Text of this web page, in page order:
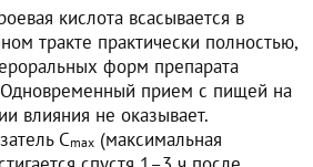
кислота всасывается в
тракте практически полностью,
форм препарата
Одновременный прием с пищей на
влияния не оказывает.
Cmax (максимальная